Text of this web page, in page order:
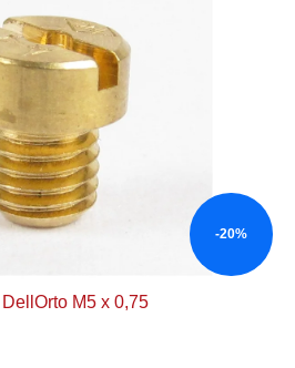
-20%
M5 x 0,75